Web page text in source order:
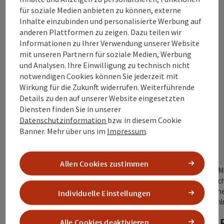
außerdem ganz einfach als GPX-Datei runterladen.
Wichtig zu wissen: Beschildert ist die Tour nur im
Uhrzeigersinn. Wennst andersrum fährst, hilft dir a
Navigations-App ordentlich weiter.
R203 Entdecker-Radtour
(Seenvariante-
Österreichische Seite)
für soziale Medien anbieten zu können, externe
Inhalte einzubinden und personalisierte Werbung auf
anderen Plattformen zu zeigen. Dazu teilen wir
Informationen zu Ihrer Verwendung unserer Website
mit unseren Partnern für soziale Medien, Werbung
und Analysen. Ihre Einwilligung zu technisch nicht
notwendigen Cookies können Sie jederzeit mit
Wirkung für die Zukunft widerrufen. Weiterführende
Details zu den auf unserer Website eingesetzten
Diensten finden Sie in unserer
Datenschutzinformation bzw. in diesem Cookie
Banner. Mehr über uns im Impressum.
Alle Cookies deaktivieren
Individuelle Einstellungen
Allen Cookies zustimmen